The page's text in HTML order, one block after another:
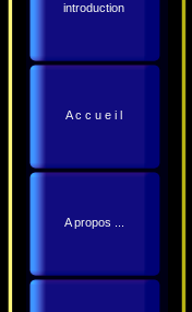
introduction
A c c u e i l
A propos ...